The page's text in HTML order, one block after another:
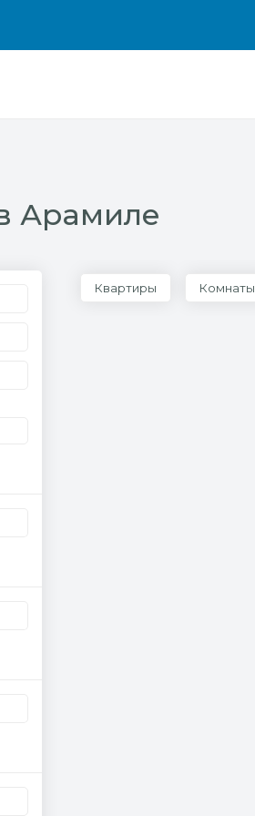
Арамиле
Квартиры Комнаты